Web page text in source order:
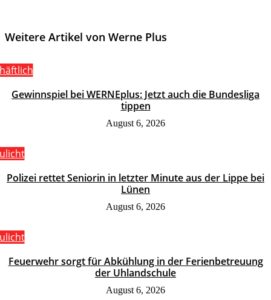
Weitere Artikel von Werne Plus
Gewinnspiel bei WERNEplus: Jetzt auch die Bundesliga
tippen
August 6, 2026
Polizei rettet Seniorin in letzter Minute aus der Lippe bei
Lünen
August 6, 2026
Feuerwehr sorgt für Abkühlung in der Ferienbetreuung
der Uhlandschule
August 6, 2026